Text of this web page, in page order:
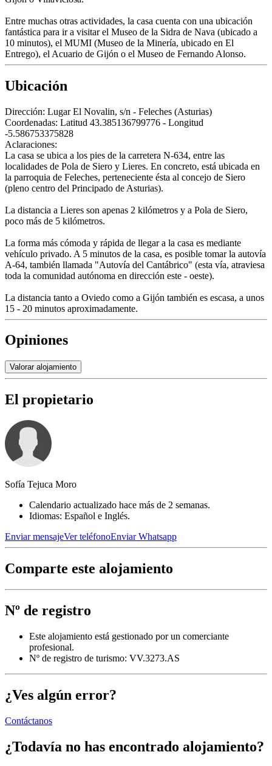
Entre muchas otras actividades, la casa cuenta con una ubicación
fantástica para ir a visitar el Museo de la Sidra de Nava (ubicado a
10 minutos), el MUMI (Museo de la Minería, ubicado en El
Entrego), el Acuario de Gijón o el Museo de Fernando Alonso.
Ubicación
Dirección: Lugar El Novalin, s/n - Feleches (Asturias)
Coordenadas: Latitud 43.385136799776 - Longitud
-5.586753375828
Aclaraciones:
La casa se ubica a los pies de la carretera N-634, entre las
localidades de Pola de Siero y Lieres. En concreto, está ubicada en
la parroquia de Feleches, perteneciente ésta al concejo de Siero
(pleno centro del Principado de Asturias).
La distancia a Lieres son apenas 2 kilómetros y a Pola de Siero,
poco más de 5 kilómetros.
La forma más cómoda y rápida de llegar a la casa es mediante
vehículo privado. A 5 minutos de la casa, es posible tomar la autovía
A-64, también llamada "Autovía del Cantábrico" (esta vía, atraviesa
toda la comunidad autónoma en dirección este - oeste).
La distancia tanto a Oviedo como a Gijón también es escasa, a unos
15 - 20 minutos aproximadamente.
Opiniones
Valorar alojamiento
El propietario
Sofía Tejuca Moro
Calendario actualizado hace más de 2 semanas.
Idiomas: Español e Inglés.
Enviar mensajeVer teléfonoEnviar Whatsapp
Comparte este alojamiento
Nº de registro
Este alojamiento está gestionado por un comerciante
profesional.
Nº de registro de turismo: VV.3273.AS
¿Ves algún error?
Contáctanos
¿Todavía no has encontrado alojamiento?